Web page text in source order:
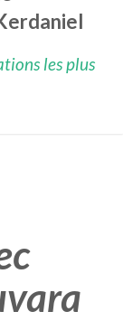
les plus